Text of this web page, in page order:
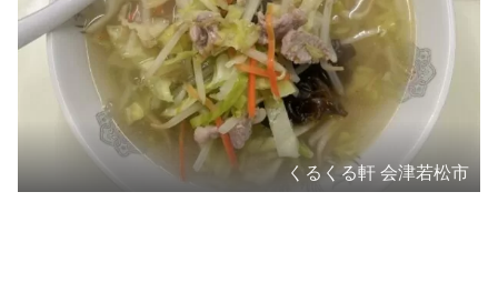
くるくる軒 会津若松市